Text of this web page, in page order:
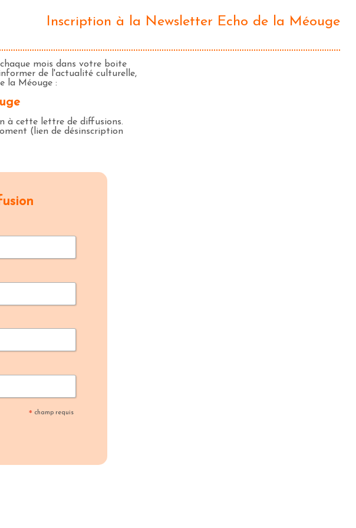
Inscription à la Newsletter Echo de la Méouge
mois dans votre boite
de l'actualité culturelle,
la Méouge :
à cette lettre de diffusions.
(lien de désinscription
* champ requis